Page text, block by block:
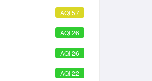
AQI 57
AQI 26
AQI 26
AQI 22